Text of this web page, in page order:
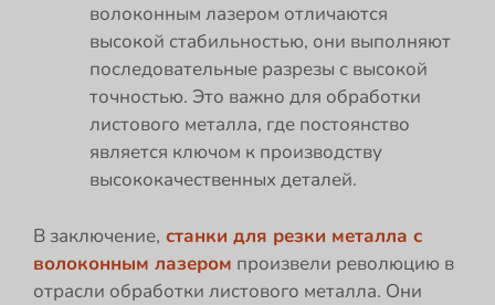
волоконным лазером отличаются
высокой стабильностью, они выполняют
последовательные разрезы с высокой
точностью. Это важно для обработки
листового металла, где постоянство
является ключом к производству
высококачественных деталей.
В заключение, станки для резки металла с
волоконным лазером произвели революцию в
отрасли обработки листового металла. Они